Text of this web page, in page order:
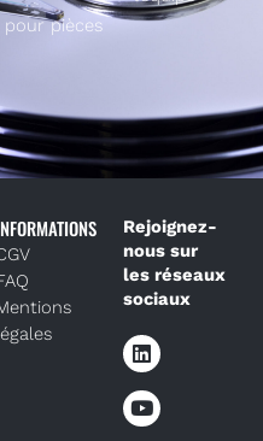
pour pièces
Rejoignez-
nous sur
les réseaux
sociaux